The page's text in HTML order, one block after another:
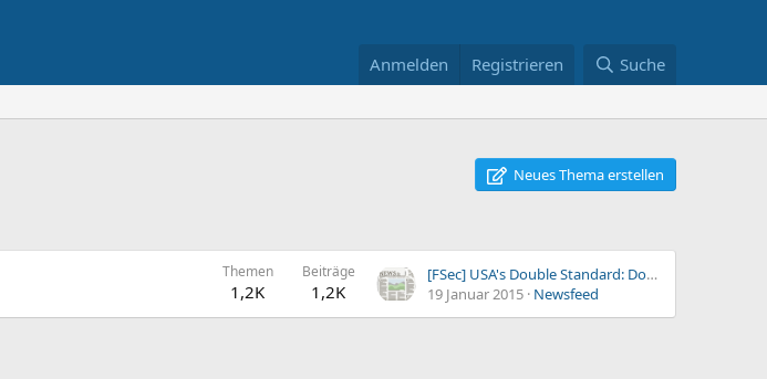
Anmelden Registrieren Suche
Neues Thema erstellen
Themen
1,2K
Beiträge
1,2K
[FSec] USA's Double Standard: Don't Hack Like the USA
19 Januar 2015 Newsfeed